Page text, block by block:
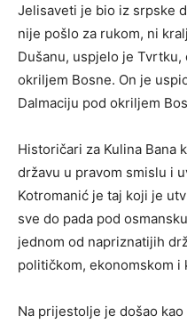
Jelisaveti je bio iz srpske
nije pošlo za rukom, ni
Dušanu, uspjelo je
okriljem Bosne. On je
Dalmaciju pod okriljem
Historičari za Kulina Bana
državu u pravom smislu i
Kotromanić je taj koji je
sve do pada pod
jednom od napriznatijih
političkom, ekonomskom i
Na prijestolje je došao